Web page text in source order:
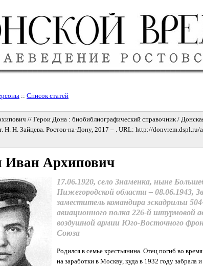
:: Список статей
// Герои Дона : биобиблиографический справочник /
Н. Н. Зайцева. Ростов-на-Дону, 2017 – . URL: http://donvrem.dspl.ru/
Иван Архипович
17.06.1920, село Знаменка, ныне
Нижегородской области – 08.06.1943,
заместитель командира эскадрильи
авиационного полка 226-й штурмовой
воздушной армии Юго-Восточного
Союза
Родился в семье крестьянина. Отец погиб во
на заработки в Москву, куда в 1932 году забрала